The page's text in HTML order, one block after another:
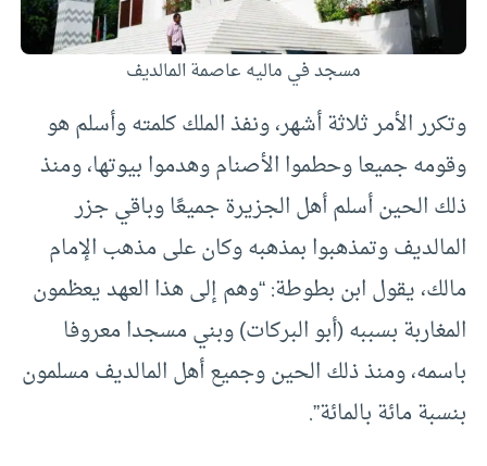
مسجد في ماليه عاصمة المالديف
وتكرر الأمر ثلاثة أشهر، ونفذ الملك كلمته وأسلم هو
وقومه جميعا وحطموا الأصنام وهدموا بيوتها، ومنذ
ذلك الحين أسلم أهل الجزيرة جميعًا وباقي جزر
المالديف وتمذهبوا بمذهبه وكان على مذهب الإمام
مالك، يقول ابن بطوطة: “وهم إلى هذا العهد يعظمون
المغاربة بسببه (أبو البركات) وبني مسجدا معروفا
باسمه، ومنذ ذلك الحين وجميع أهل المالديف مسلمون
بنسبة مائة بالمائة”.